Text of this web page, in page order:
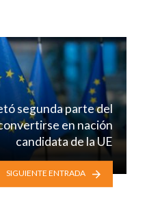
segunda parte del
en nación
candidata de la UE
SIGUIENTE ENTRADA